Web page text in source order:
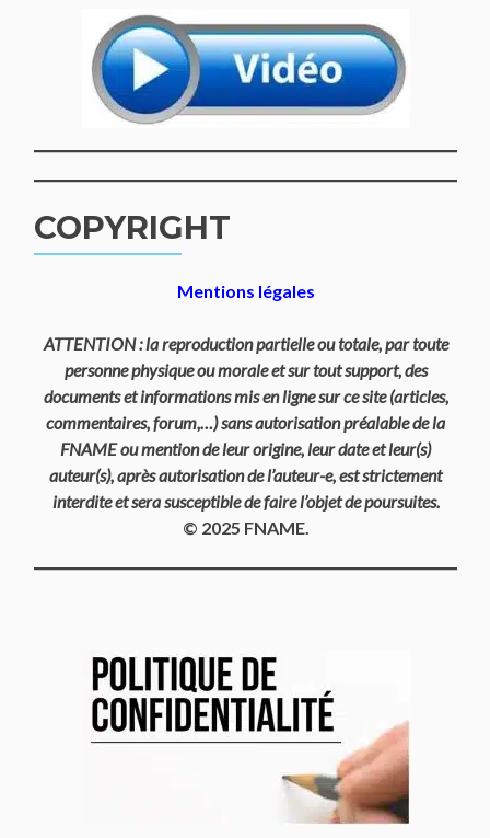
COPYRIGHT
Mentions légales
ATTENTION : la reproduction partielle ou totale, par toute
personne physique ou morale et sur tout support, des
documents et informations mis en ligne sur ce site (articles,
commentaires, forum,…) sans autorisation préalable de la
FNAME ou mention de leur origine, leur date et leur(s)
auteur(s), après autorisation de l’auteur-e, est strictement
interdite et sera susceptible de faire l’objet de poursuites.
© 2025 FNAME.